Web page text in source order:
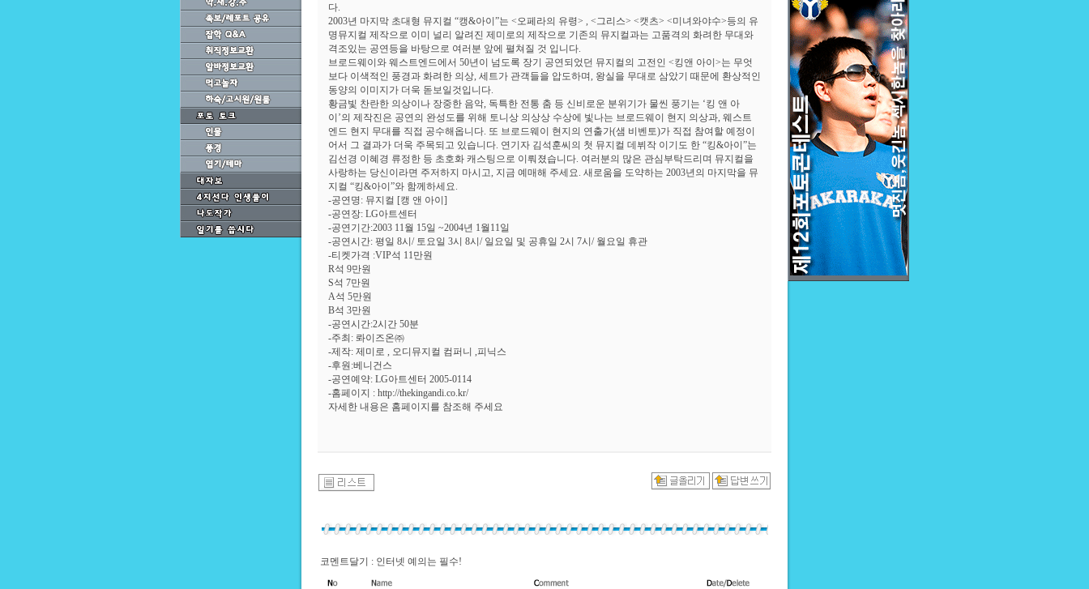
다.
2003년 마지막 초대형 뮤지컬 “캥&아이”는 <오페라의 유령> , <그리스> <캣츠> <미녀와야수>등의 유
명뮤지컬 제작으로 이미 널리 알려진 제미로의 제작으로 기존의 뮤지컬과는 고품격의 화려한 무대와
격조있는 공연등을 바탕으로 여러분 앞에 펼쳐질 것 입니다.
브로드웨이와 웨스트엔드에서 50년이 넘도록 장기 공연되었던 뮤지컬의 고전인 <킹앤 아이>는 무엇
보다 이색적인 풍경과 화려한 의상, 세트가 관객들을 압도하며, 왕실을 무대로 삼았기 때문에 환상적인
동양의 이미지가 더욱 돋보일것입니다.
황금빛 찬란한 의상이나 장중한 음악, 독특한 전통 춤 등 신비로운 분위기가 물씬 풍기는 ‘킹 앤 아
이’의 제작진은 공연의 완성도를 위해 토니상 의상상 수상에 빛나는 브로드웨이 현지 의상과, 웨스트
엔드 현지 무대를 직접 공수해옵니다. 또 브로드웨이 현지의 연출가(샘 비벤토)가 직접 참여할 예정이
어서 그 결과가 더욱 주목되고 있습니다. 연기자 김석훈씨의 첫 뮤지컬 데뷔작 이기도 한 “킹&아이”는
김선경 이혜경 류정한 등 초호화 캐스팅으로 이뤄졌습니다. 여러분의 많은 관심부탁드리며 뮤지컬을
사랑하는 당신이라면 주저하지 마시고, 지금 예매해 주세요. 새로움을 도약하는 2003년의 마지막을 뮤
지컬 “킹&아이”와 함께하세요.
-공연명: 뮤지컬 [캥 앤 아이]
-공연장: LG아트센터
-공연기간:2003 11월 15일 ~2004년 1월11일
-공연시간: 평일 8시/ 토요일 3시 8시/ 일요일 및 공휴일 2시 7시/ 월요일 휴관
-티켓가격 :VIP석 11만원
R석 9만원
S석 7만원
A석 5만원
B석 3만원
-공연시간:2시간 50분
-주최: 롸이즈온㈜
-제작: 제미로 , 오디뮤지컬 컴퍼니 ,피닉스
-후원:베니건스
-공연예약: LG아트센터 2005-0114
-홈페이지 : http://thekingandi.co.kr/
자세한 내용은 홈페이지를 참조해 주세요
코멘트달기 : 인터넷 예의는 필수!